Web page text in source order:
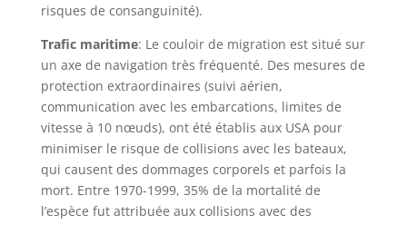
risques de consanguinité).
Trafic maritime: Le couloir de migration est situé sur
un axe de navigation très fréquenté. Des mesures de
protection extraordinaires (suivi aérien,
communication avec les embarcations, limites de
vitesse à 10 nœuds), ont été établis aux USA pour
minimiser le risque de collisions avec les bateaux,
qui causent des dommages corporels et parfois la
mort. Entre 1970-1999, 35% de la mortalité de
l’espèce fut attribuée aux collisions avec des